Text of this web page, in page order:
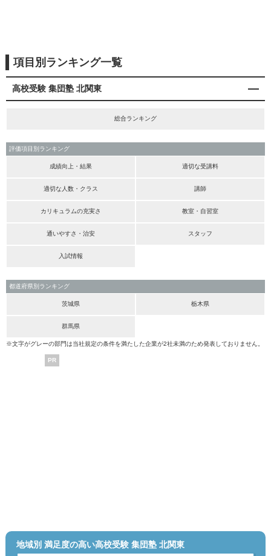
項目別ランキング一覧
高校受験 集団塾 北関東
総合ランキング
評価項目別ランキング
成績向上・結果 適切な受講料
適切な人数・クラス 講師
カリキュラムの充実さ 教室・自習室
通いやすさ・治安 スタッフ
入試情報
都道府県別ランキング
茨城県 栃木県
群馬県
※文字がグレーの部門は当社規定の条件を満たした企業が2社未満のため発表しておりません。
PR
地域別 満足度の高い高校受験 集団塾 北関東